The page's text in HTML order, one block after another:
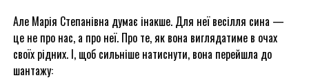
Але Марія Степанівна думає інакше. Для неї весілля сина —
це не про нас, а про неї. Про те, як вона виглядатиме в очах
своїх рідних. І, щоб сильніше натиснути, вона перейшла до
шантажу: